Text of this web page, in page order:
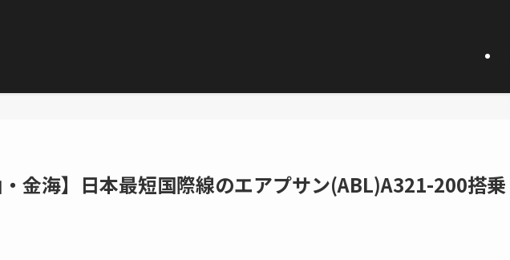
・金海】日本最短国際線のエアプサン(ABL)A321-200搭乗